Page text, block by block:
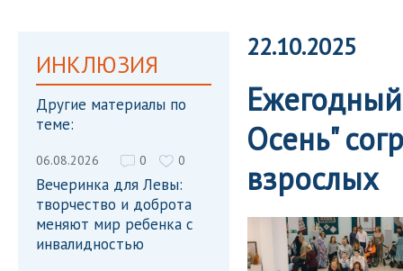
ИНКЛЮЗИЯ
Другие материалы по
теме:
06.08.2026 0 0
Вечеринка для Левы:
творчество и доброта
меняют мир ребенка с
инвалидностью
22.10.2025
Осень"
взрослых